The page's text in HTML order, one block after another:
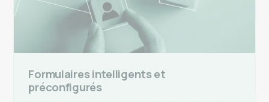
Formulaires intelligents et
préconfigurés